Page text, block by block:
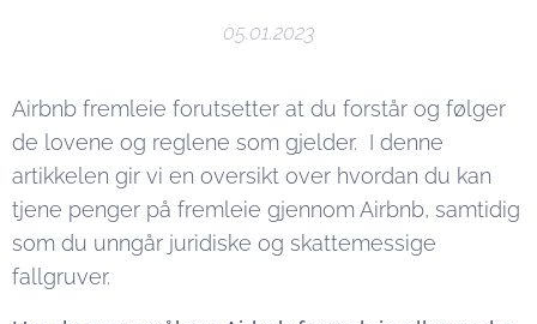
05.01.2023
Airbnb fremleie forutsetter at du forstår og følger
de lovene og reglene som gjelder. I denne
artikkelen gir vi en oversikt over hvordan du kan
tjene penger på fremleie gjennom Airbnb, samtidig
som du unngår juridiske og skattemessige
fallgruver.